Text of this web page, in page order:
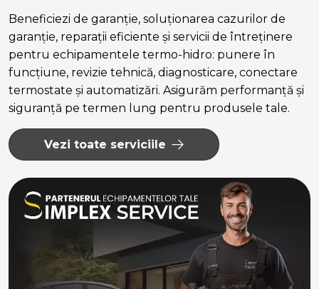
Beneficiezi de garanție, soluționarea cazurilor de
garanție, reparații eficiente și servicii de întreținere
pentru echipamentele termo-hidro: punere în
funcțiune, revizie tehnică, diagnosticare, conectare
termostate și automatizări. Asigurăm performanță și
siguranță pe termen lung pentru produsele tale.
Vezi toate serviciile